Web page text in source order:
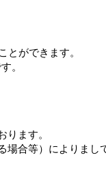
とができます。
。
ります。
合等）によりまし